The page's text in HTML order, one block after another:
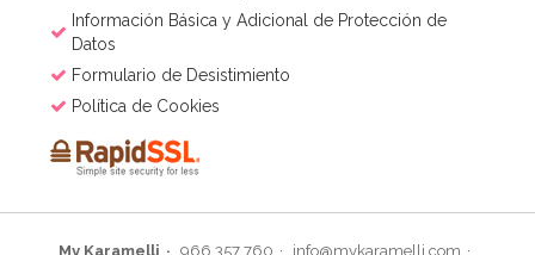
Información Básica y Adicional de Protección de
Datos
Formulario de Desistimiento
Política de Cookies
My Karamelli 966 357 760 info@mykaramelli.com